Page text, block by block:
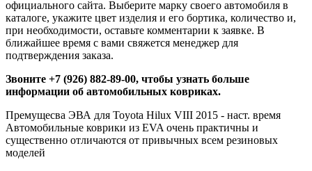
официального сайта. Выберите марку своего автомобиля в
каталоге, укажите цвет изделия и его бортика, количество и,
при необходимости, оставьте комментарии к заявке. В
ближайшее время с вами свяжется менеджер для
подтверждения заказа.
Звоните +7 (926) 882-89-00, чтобы узнать больше
информации об автомобильных ковриках.
Премущесва ЭВА для Toyota Hilux VIII 2015 - наст. время
Автомобильные коврики из EVA очень практичны и
существенно отличаются от привычных всем резиновых
моделей